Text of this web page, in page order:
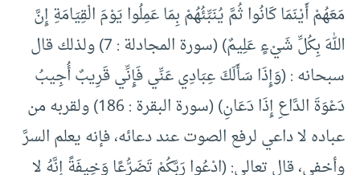
مَعَهُمْ أَيْنَمَا كَانُوا ثُمَّ يُنَبِّئُهُمْ بِمَا عَمِلُوا يَوْمَ الْقِيَامَةِ إِنَّ
اللهَ بِكُلِّ شَيْءٍ عَلِيمٌ) (سورة المجادلة : 7) ولذلك قال
سبحانه : (وَإِذَا سَأَلَكَ عِبَادِي عَنِّي فَإِنِّي قَرِيبٌ أُجِيبُ
دَعْوَةَ الدَّاعِ إِذَا دَعَانِ) (سورة البقرة : 186) ولقربه من
عباده لا داعي لرفع الصوت عند دعائه، فإنه يعلم السرَّ
وأخفى، قال تعالى: (ادْعُوا رَبَّكُمْ تَضَرُّعًا وَخِيفَةً إِنَّهُ لا